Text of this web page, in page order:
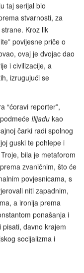
taj serijal bio
stvarnosti, za
Kroz lik
povijesne priče o
ovaj je dvojac dao
i civilizacije, a
izrugujući se
“ćoravi reporter”,
Ilijadu kao
čarki radi spolnog
guski te pohlepe i
bila je metaforom
zvaničnim, što će
povjesnicama, s
niti zapadnim,
a ironija prema
ponašanja i
davno krajem
socijalizma i